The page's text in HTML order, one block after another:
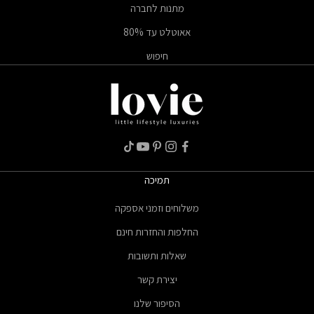
מתנות לחברה
אאוטלט עד 80%
חיפוש
תמיכה
משלוחים וזמני אספקה
החלפות והחזרות חינם
שאלות ותשובות
יצירת קשר
הסיפור שלנו